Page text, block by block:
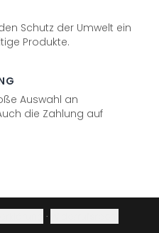
Schutz der Umwelt ein
Produkte.
Auswahl an
die Zahlung auf
·